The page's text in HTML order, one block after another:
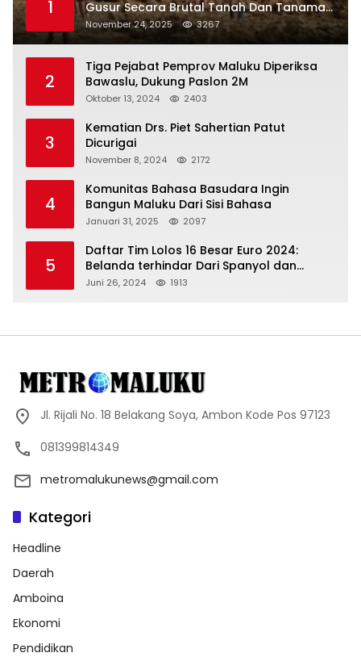
1
Gusur Secara Brutal Tanah Dan Tanaman
Warga, Akademisi Unpatti Minta Pangdam
Tertibkan Anggotanya
November 24, 2025 3267
2
Tiga Pejabat Pemprov Maluku Diperiksa
Bawaslu, Dukung Paslon 2M
Oktober 13, 2024 2403
3
Kematian Drs. Piet Sahertian Patut
Dicurigai
November 8, 2024 2172
4
Komunitas Bahasa Basudara Ingin
Bangun Maluku Dari Sisi Bahasa
Januari 31, 2025 2097
5
Daftar Tim Lolos 16 Besar Euro 2024:
Belanda terhindar Dari Spanyol dan
Ingriss, Prancis Bertemu Belgia
Juni 26, 2024 1913
Jl. Rijali No. 18 Belakang Soya, Ambon Kode Pos 97123
081399814349
metromalukunews@gmail.com
Kategori
Headline
Daerah
Amboina
Ekonomi
Pendidikan